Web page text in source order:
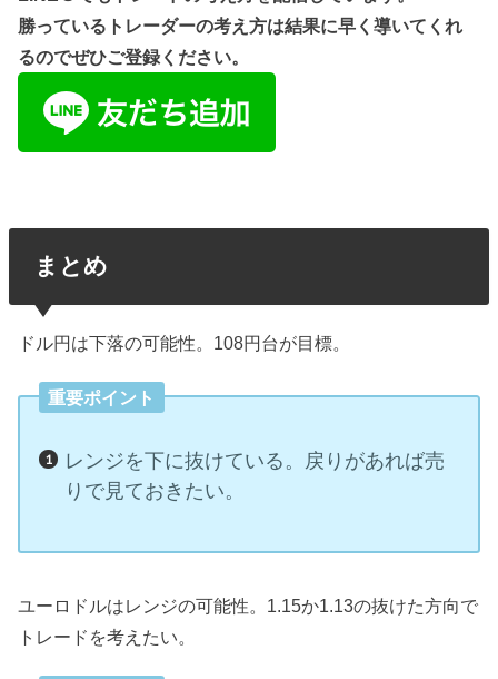
勝っているトレーダーの考え方は結果に早く導いてくれ
るのでぜひご登録ください。
まとめ
ドル円は下落の可能性。108円台が目標。
重要ポイント
レンジを下に抜けている。戻りがあれば売
りで見ておきたい。
ユーロドルはレンジの可能性。1.15か1.13の抜けた方向で
トレードを考えたい。